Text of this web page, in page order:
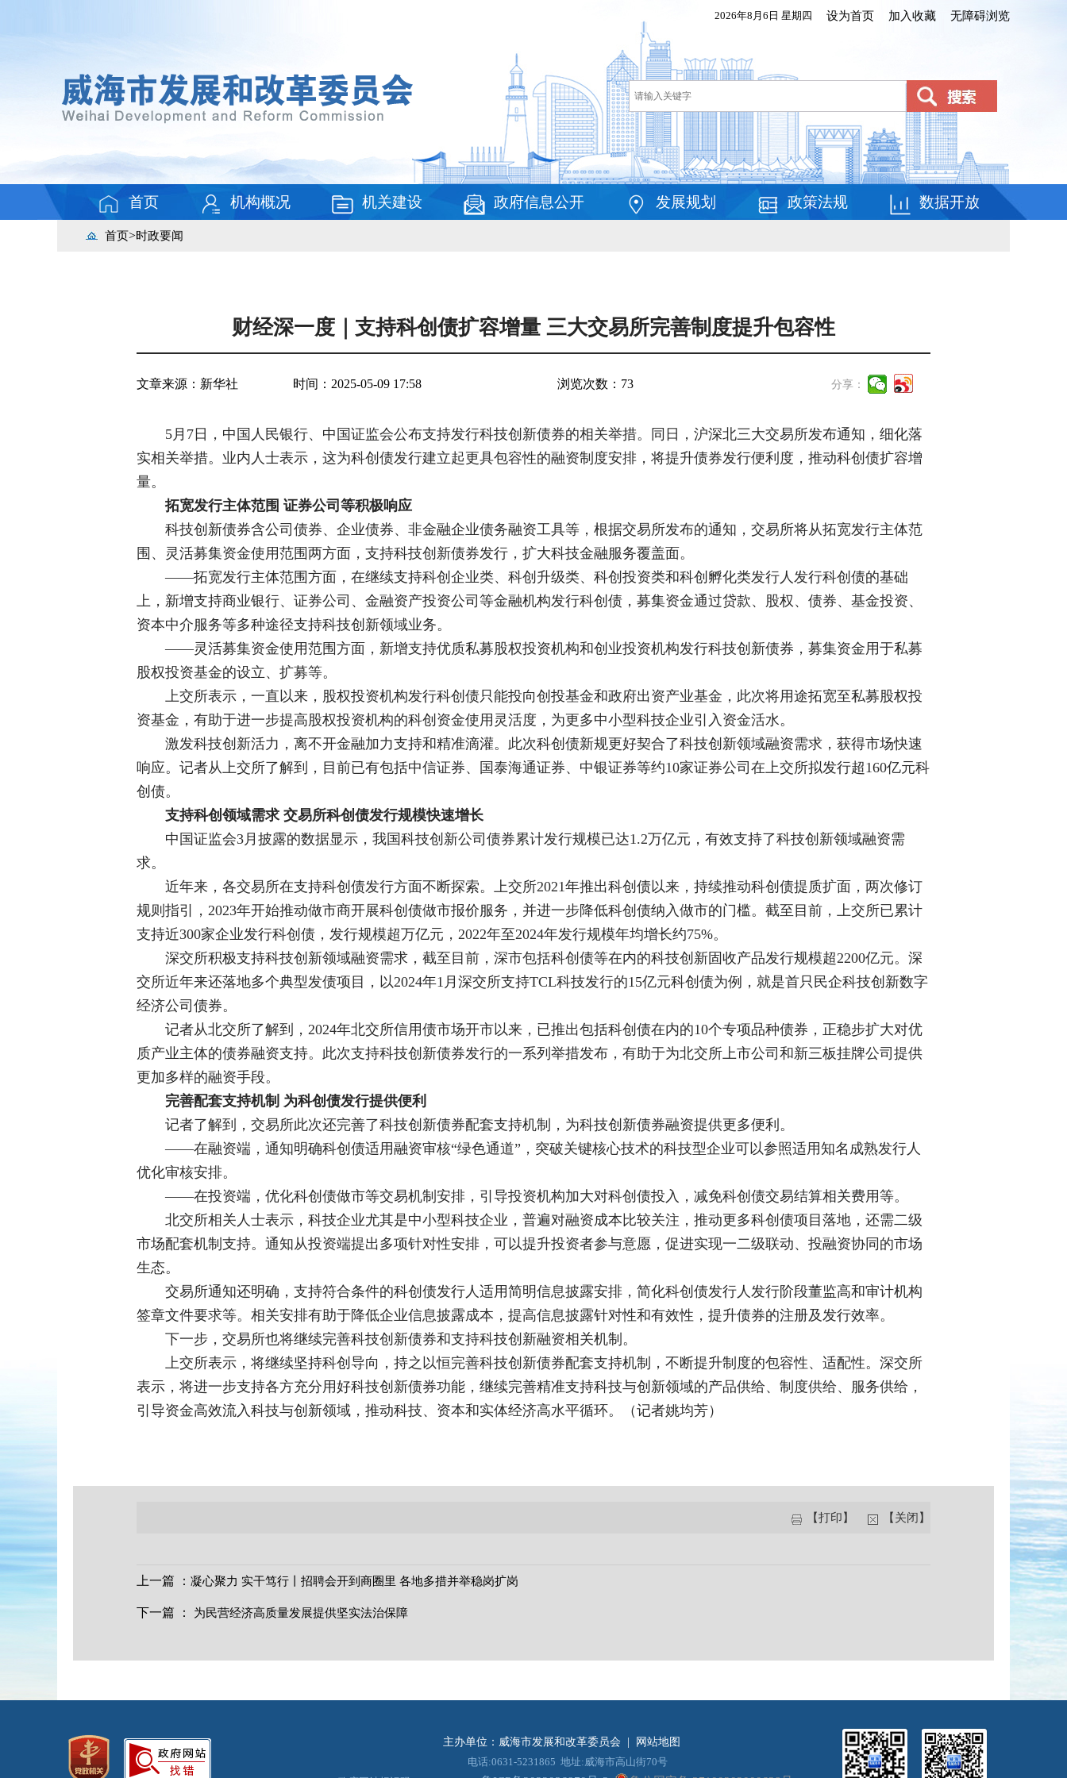
2026年8月6日 星期四 设为首页 加入收藏 无障碍浏览
首页 机构概况 机关建设 政府信息公开 发展规划 政策法规 数据开放
首页>时政要闻
财经深一度｜支持科创债扩容增量 三大交易所完善制度提升包容性
文章来源： 新华社 时间：2025-05-09 17:58 浏览次数： 73 分享：
5月7日，中国人民银行、中国证监会公布支持发行科技创新债券的相关举措。同日，沪深北三大交易所发布通知，细化落
实相关举措。业内人士表示，这为科创债发行建立起更具包容性的融资制度安排，将提升债券发行便利度，推动科创债扩容增
量。
拓宽发行主体范围 证券公司等积极响应
科技创新债券含公司债券、企业债券、非金融企业债务融资工具等，根据交易所发布的通知，交易所将从拓宽发行主体范
围、灵活募集资金使用范围两方面，支持科技创新债券发行，扩大科技金融服务覆盖面。
——拓宽发行主体范围方面，在继续支持科创企业类、科创升级类、科创投资类和科创孵化类发行人发行科创债的基础
上，新增支持商业银行、证券公司、金融资产投资公司等金融机构发行科创债，募集资金通过贷款、股权、债券、基金投资、
资本中介服务等多种途径支持科技创新领域业务。
——灵活募集资金使用范围方面，新增支持优质私募股权投资机构和创业投资机构发行科技创新债券，募集资金用于私募
股权投资基金的设立、扩募等。
上交所表示，一直以来，股权投资机构发行科创债只能投向创投基金和政府出资产业基金，此次将用途拓宽至私募股权投
资基金，有助于进一步提高股权投资机构的科创资金使用灵活度，为更多中小型科技企业引入资金活水。
激发科技创新活力，离不开金融加力支持和精准滴灌。此次科创债新规更好契合了科技创新领域融资需求，获得市场快速
响应。记者从上交所了解到，目前已有包括中信证券、国泰海通证券、中银证券等约10家证券公司在上交所拟发行超160亿元科
创债。
支持科创领域需求 交易所科创债发行规模快速增长
中国证监会3月披露的数据显示，我国科技创新公司债券累计发行规模已达1.2万亿元，有效支持了科技创新领域融资需
求。
近年来，各交易所在支持科创债发行方面不断探索。上交所2021年推出科创债以来，持续推动科创债提质扩面，两次修订
规则指引，2023年开始推动做市商开展科创债做市报价服务，并进一步降低科创债纳入做市的门槛。截至目前，上交所已累计
支持近300家企业发行科创债，发行规模超万亿元，2022年至2024年发行规模年均增长约75%。
深交所积极支持科技创新领域融资需求，截至目前，深市包括科创债等在内的科技创新固收产品发行规模超2200亿元。深
交所近年来还落地多个典型发债项目，以2024年1月深交所支持TCL科技发行的15亿元科创债为例，就是首只民企科技创新数字
经济公司债券。
记者从北交所了解到，2024年北交所信用债市场开市以来，已推出包括科创债在内的10个专项品种债券，正稳步扩大对优
质产业主体的债券融资支持。此次支持科技创新债券发行的一系列举措发布，有助于为北交所上市公司和新三板挂牌公司提供
更加多样的融资手段。
完善配套支持机制 为科创债发行提供便利
记者了解到，交易所此次还完善了科技创新债券配套支持机制，为科技创新债券融资提供更多便利。
——在融资端，通知明确科创债适用融资审核“绿色通道”，突破关键核心技术的科技型企业可以参照适用知名成熟发行人
优化审核安排。
——在投资端，优化科创债做市等交易机制安排，引导投资机构加大对科创债投入，减免科创债交易结算相关费用等。
北交所相关人士表示，科技企业尤其是中小型科技企业，普遍对融资成本比较关注，推动更多科创债项目落地，还需二级
市场配套机制支持。通知从投资端提出多项针对性安排，可以提升投资者参与意愿，促进实现一二级联动、投融资协同的市场
生态。
交易所通知还明确，支持符合条件的科创债发行人适用简明信息披露安排，简化科创债发行人发行阶段董监高和审计机构
签章文件要求等。相关安排有助于降低企业信息披露成本，提高信息披露针对性和有效性，提升债券的注册及发行效率。
下一步，交易所也将继续完善科技创新债券和支持科技创新融资相关机制。
上交所表示，将继续坚持科创导向，持之以恒完善科技创新债券配套支持机制，不断提升制度的包容性、适配性。深交所
表示，将进一步支持各方充分用好科技创新债券功能，继续完善精准支持科技与创新领域的产品供给、制度供给、服务供给，
引导资金高效流入科技与创新领域，推动科技、资本和实体经济高水平循环。（记者姚均芳）
【打印】 【关闭】
上一篇 ： 凝心聚力 实干笃行丨招聘会开到商圈里 各地多措并举稳岗扩岗
下一篇 ： 为民营经济高质量发展提供坚实法治保障
主办单位：威海市发展和改革委员会|
网站地图
电话:0631-5231865 地址:威海市高山街70号